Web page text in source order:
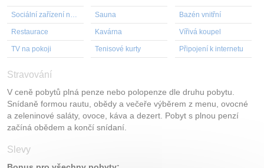
Sociální zařízení na pokoji Sauna Bazén vnitřní
Restaurace Kavárna Vířivá koupel
TV na pokoji Tenisové kurty Připojení k internetu
Stravování
V ceně pobytů plná penze nebo polopenze dle druhu pobytu.
Snídaně formou rautu, obědy a večeře výběrem z menu, ovocné
a zeleninové saláty, ovoce, káva a dezert. Pobyt s plnou penzí
začíná obědem a končí snídaní.
Slevy